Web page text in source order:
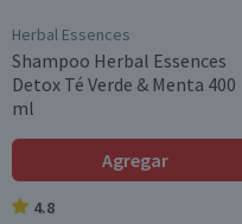
Herbal Essences
Shampoo Herbal Essences
Detox Té Verde & Menta 400
ml
Agregar
4.8